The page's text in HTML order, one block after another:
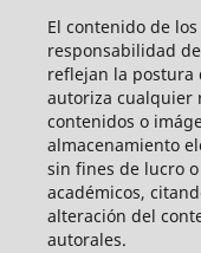
El contenido de
responsabilidad
reflejan la postura
autoriza cualquier
contenidos o
almacenamiento
sin fines de lucro
académicos,
alteración del
autorales.